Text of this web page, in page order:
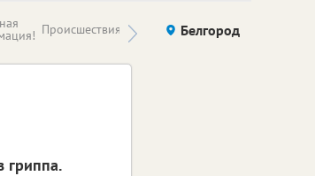
Происшествия Здоровье компаний (на
правах
Белгород
гриппа.